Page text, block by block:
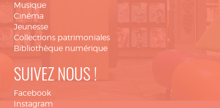
Musique
Cinéma
Jeunesse
Collections patrimoniales
Bibliothèque numérique
SUIVEZ NOUS !
Facebook
Instagram